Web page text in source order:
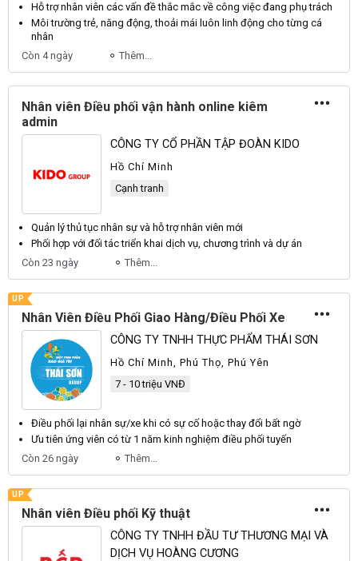
Hỗ trợnhân viên các vấn đề thắc mắc về công việc đang phụ trách
Môi trường trẻ, năng động, thoải mái luôn linh động cho từng cá
nhân
Còn 4 ngày
Thêm...
Nhân viên Điều phối vận hành online kiêm
admin
CÔNG TY CỔ PHẦN TẬP ĐOÀN KIDO
Hồ Chí Minh
Cạnh tranh
Quản lý thủ tục nhân sự và hỗ trợnhân viên mới
Phối hợp với đối tác triển khai dịch vụ, chương trình và dự án
Còn 23 ngày
Thêm...
UP
Nhân Viên Điều Phối Giao Hàng/Điều Phối Xe
CÔNG TY TNHH THỰC PHẨM THÁI SƠN
Hồ Chí Minh, Phú Thọ, Phú Yên
7 - 10 triệu VNĐ
Điều phối lại nhân sự/xe khi có sự cố hoặc thay đổi bất ngờ
Ưu tiên ứng viên có từ 1 năm kinh nghiệm điều phốituyến
Còn 26 ngày
Thêm...
UP
Nhân viên Điều phối Kỹ thuật
CÔNG TY TNHH ĐẦU TƯ THƯƠNG MẠI VÀ
DỊCH VỤ HOÀNG CƯƠNG